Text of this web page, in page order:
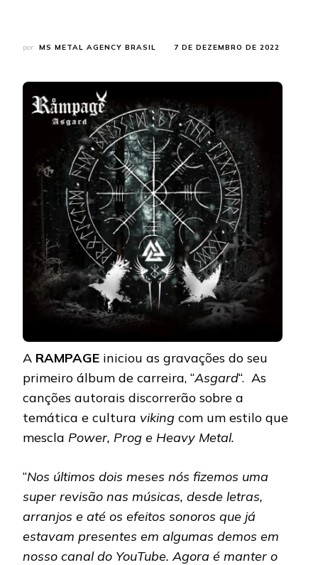
por MS METAL AGENCY BRASIL 7 DE DEZEMBRO DE 2022
A RAMPAGE iniciou as gravações do seu
primeiro álbum de carreira, “Asgard“. As
canções autorais discorrerão sobre a
temática e cultura viking com um estilo que
mescla Power, Prog e Heavy Metal.
“Nos últimos dois meses nós fizemos uma
super revisão nas músicas, desde letras,
arranjos e até os efeitos sonoros que já
estavam presentes em algumas demos em
nosso canal do YouTube. Agora é manter o